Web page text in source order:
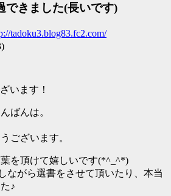
できました(長いです)
tadoku3.blog83.fc2.com/
います！
ばんは。
ございます。
を頂けて嬉しいです(*^_^*)
ながら選書をさせて頂いたり、本当
♪